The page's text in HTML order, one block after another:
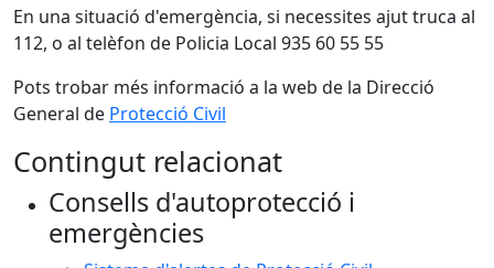
En una situació d'emergència, si necessites ajut truca al
112, o al telèfon de Policia Local 935 60 55 55
Pots trobar més informació a la web de la Direcció
General de Protecció Civil
Contingut relacionat
Consells d'autoprotecció i
emergències